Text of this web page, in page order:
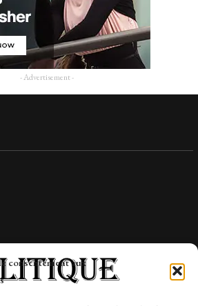
consentement aux
- Advertisement -